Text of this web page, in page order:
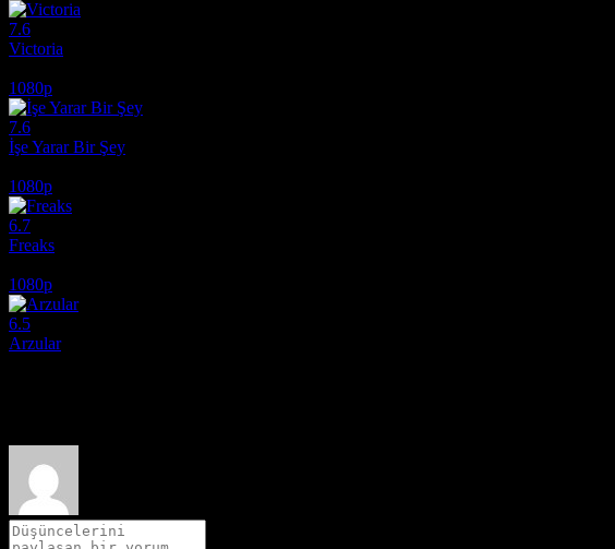
7.6
Victoria
1080p
7.6
İşe Yarar Bir Şey
1080p
6.7
Freaks
1080p
6.5
Arzular